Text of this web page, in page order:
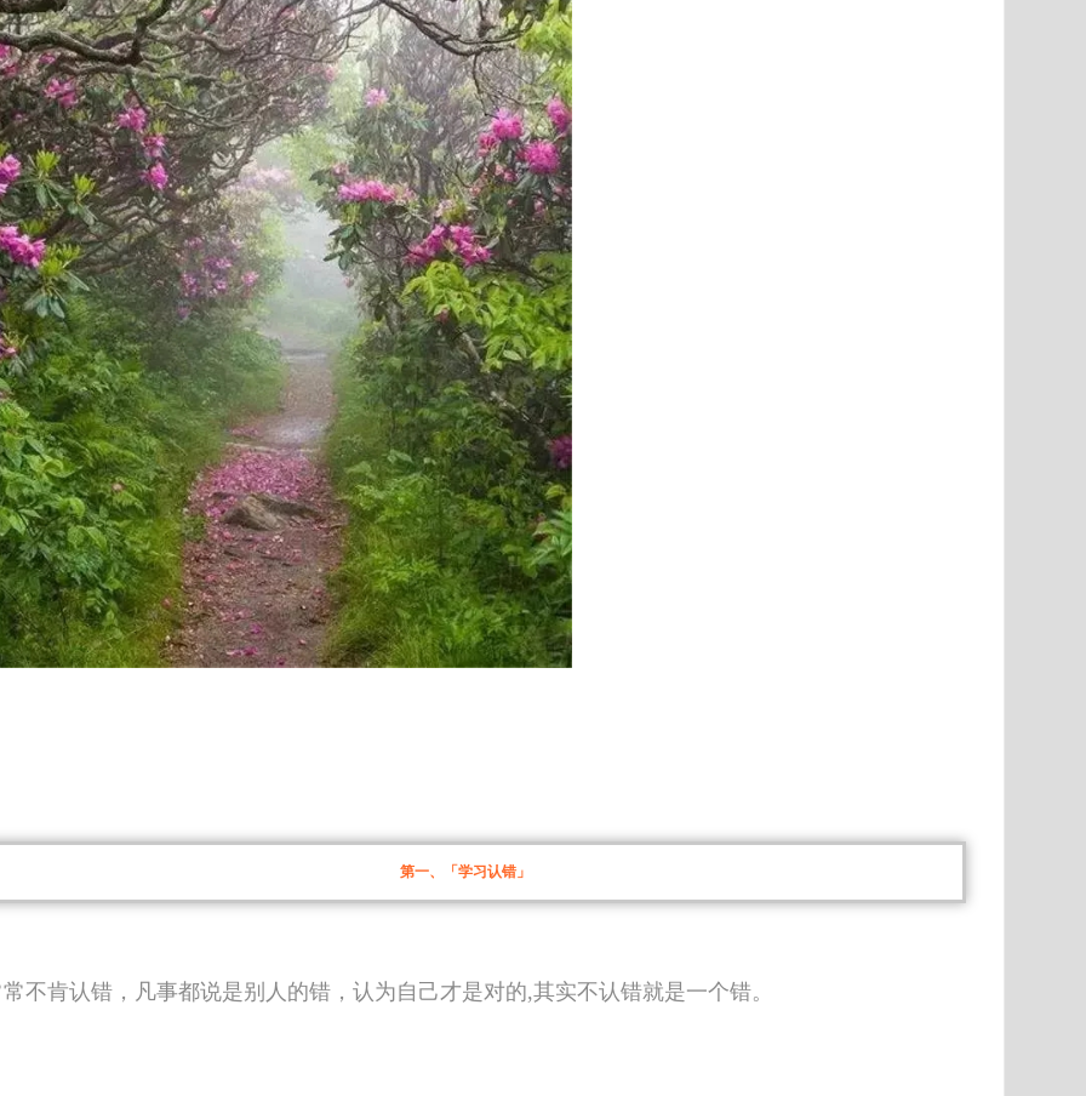
第一、「学习认错」
不肯认错，凡事都说是别人的错，认为自己才是对的,其实不认错就是一个错。